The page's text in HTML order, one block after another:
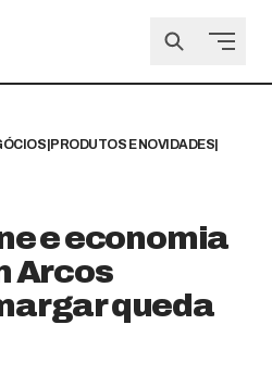
PRODUTOS E NOVIDADES
e economia
Arcos
queda